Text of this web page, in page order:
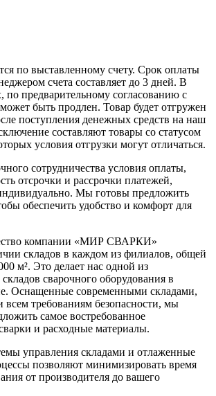
по выставленному счету. Срок оплаты
счета составляет до 3 дней. В
по предварительному согласованию с
быть продлен. Товар будет отгружен
поступления денежных средств на наш
составляют товары со статусом
условия отгрузки могут отличаться.
сотрудничества условия оплаты,
отсрочки и рассрочки платежей,
Мы готовы предложить
обеспечить удобство и комфорт для
компании «МИР СВАРКИ»
складов в каждом из филиалов, общей
м². Это делает нас одной из
сварочного оборудования в
Оснащенные современными складами,
всем требованиям безопасности, мы
самое востребованное
и расходные материалы.
управления складами и отлаженные
позволяют минимизировать время
от производителя до вашего